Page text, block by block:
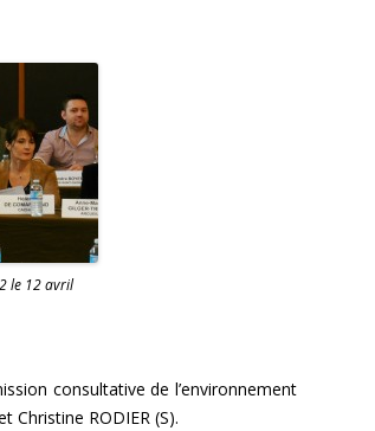
le 12 avril
consultative de l’environnement
Christine RODIER (S).